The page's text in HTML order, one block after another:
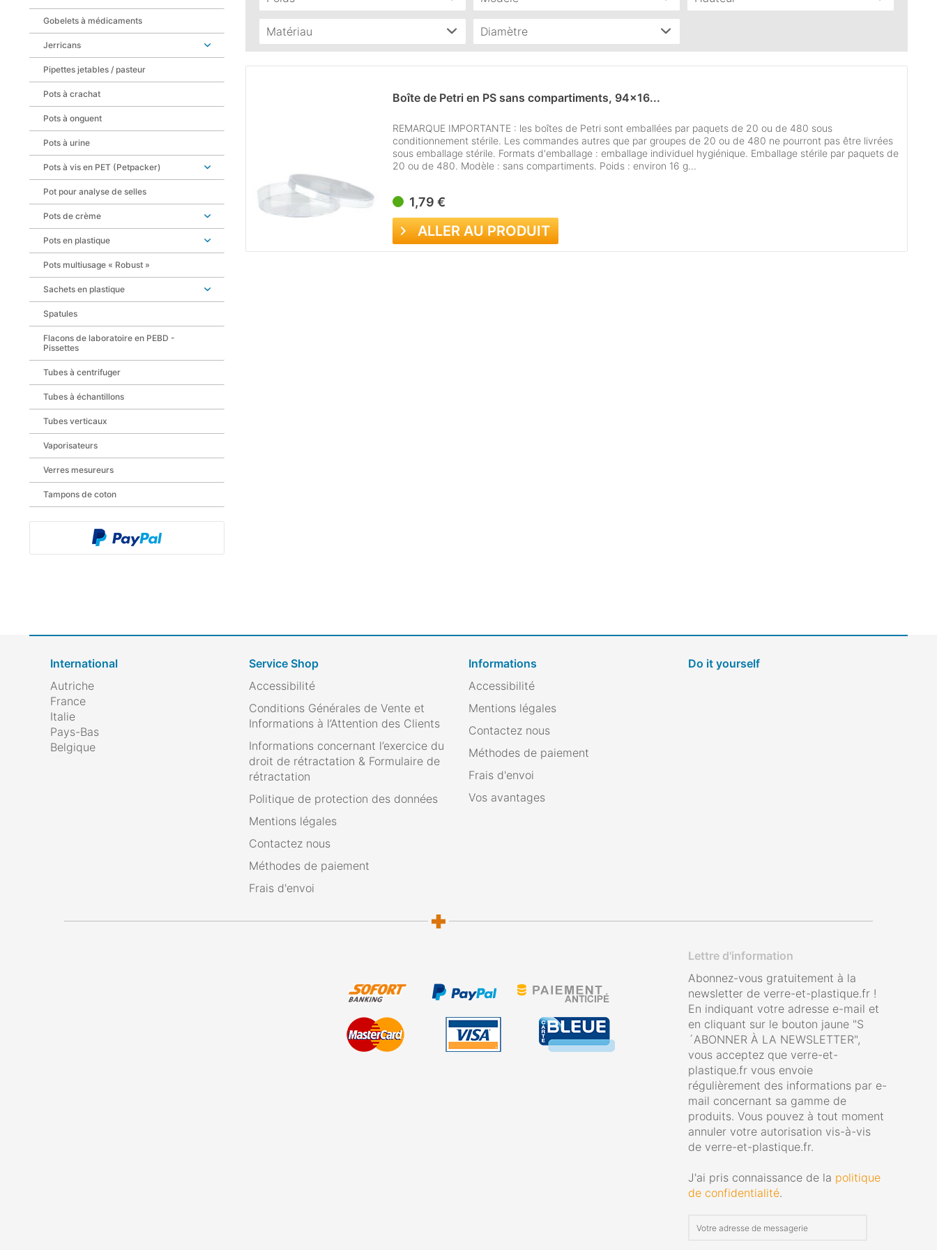
Gobelets à médicaments
Jerricans
Pipettes jetables / pasteur
Pots à crachat
Pots à onguent
Pots à urine
Pots à vis en PET (Petpacker)
Pot pour analyse de selles
Pots de crème
Pots en plastique
Pots multiusage « Robust »
Sachets en plastique
Spatules
Flacons de laboratoire en PEBD -
Pissettes
Tubes à centrifuger
Tubes à échantillons
Tubes verticaux
Vaporisateurs
Verres mesureurs
Tampons de coton
16 g boîte avec couvercle
Matériau
PS(1)
Diamètre
94 mm(1)
Boîte de Petri en PS sans compartiments, 94x16...
REMARQUE IMPORTANTE : les boîtes de Petri sont emballées par paquets de 20 ou de 480 sous
conditionnement stérile. Les commandes autres que par groupes de 20 ou de 480 ne pourront pas être livrées
sous emballage stérile. Formats d'emballage : emballage individuel hygiénique. Emballage stérile par paquets de
20 ou de 480. Modèle : sans compartiments. Poids : environ 16 g...
1,79 €
ALLER AU PRODUIT
International
Autriche
France
Italie
Pays-Bas
Belgique
Service Shop
Accessibilité
Conditions Générales de Vente et
Informations à l’Attention des Clients
Informations concernant l’exercice du
droit de rétractation & Formulaire de
rétractation
Politique de protection des données
Mentions légales
Contactez nous
Méthodes de paiement
Frais d'envoi
Informations
Accessibilité
Mentions légales
Contactez nous
Méthodes de paiement
Frais d'envoi
Vos avantages
Do it yourself
Lettre d'information
Abonnez-vous gratuitement à la
newsletter de verre-et-plastique.fr !
En indiquant votre adresse e-mail et
en cliquant sur le bouton jaune "S
´ABONNER À LA NEWSLETTER",
vous acceptez que verre-et-
plastique.fr vous envoie
régulièrement des informations par e-
mail concernant sa gamme de
produits. Vous pouvez à tout moment
annuler votre autorisation vis-à-vis
de verre-et-plastique.fr.
J'ai pris connaissance de la politique
de confidentialité.